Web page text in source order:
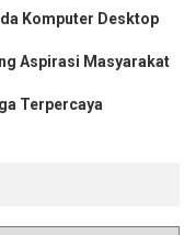
Komputer Desktop
Aspirasi Masyarakat
Terpercaya